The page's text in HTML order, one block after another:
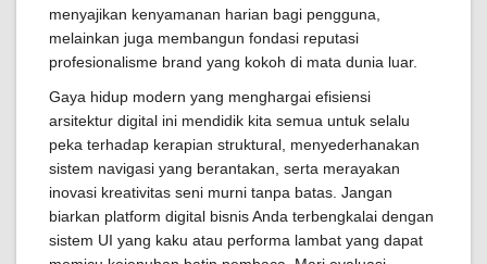
menyajikan kenyamanan harian bagi pengguna,
melainkan juga membangun fondasi reputasi
profesionalisme brand yang kokoh di mata dunia luar.
Gaya hidup modern yang menghargai efisiensi
arsitektur digital ini mendidik kita semua untuk selalu
peka terhadap kerapian struktural, menyederhanakan
sistem navigasi yang berantakan, serta merayakan
inovasi kreativitas seni murni tanpa batas. Jangan
biarkan platform digital bisnis Anda terbengkalai dengan
sistem UI yang kaku atau performa lambat yang dapat